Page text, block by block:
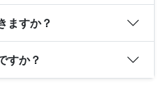
ますか？
すか？